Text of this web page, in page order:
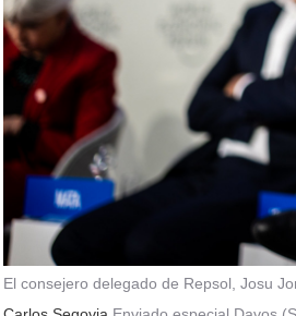
El consejero delegado de Repsol, Josu